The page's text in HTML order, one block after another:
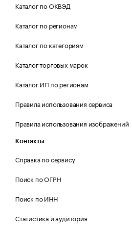
Каталог по ОКВЭД
Каталог по регионам
Каталог по категориям
Каталог торговых марок
Каталог ИП по регионам
Правила использования сервиса
Правила использования изображений
Контакты
Справка по сервису
Поиск по ОГРН
Поиск по ИНН
Статистика и аудитория